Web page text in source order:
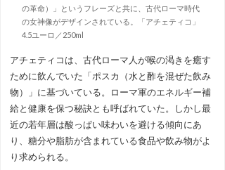
の革命）」というフレーズと共に、古代ローマ時代
の女神像がデザインされている。「アチェティコ」
4.5ユーロ／250ml
アチェティコは、古代ローマ人が喉の渇きを癒す
ために飲んでいた「ポスカ（水と酢を混ぜた飲み
物）」に基づいている。ローマ軍のエネルギー補
給と健康を保つ秘訣とも呼ばれていた。しかし最
近の若年層は酸っぱい味わいを避ける傾向にあ
り、糖分や脂肪が含まれている食品や飲み物がよ
り求められる。